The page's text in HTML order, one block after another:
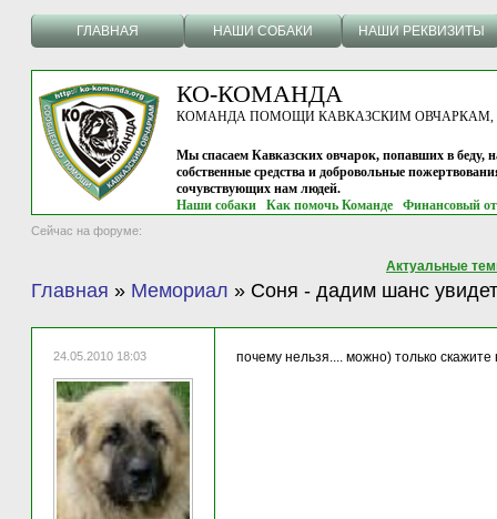
ГЛАВНАЯ НАШИ СОБАКИ НАШИ РЕКВИЗИТЫ
КО-КОМАНДА
КОМАНДА ПОМОЩИ КАВКАЗСКИМ ОВЧАРКАМ, г.
Мы спасаем Кавказских овчарок, попавших в беду,
собственные средства и добровольные
сочувствующих нам людей.
Наши собаки
Как помочь Команде Финансовый
Сейчас на форуме:
Актуальные
Главная » Мемориал » Соня - дадим шанс
24.05.2010 18:03 почему нельзя.... можно) только